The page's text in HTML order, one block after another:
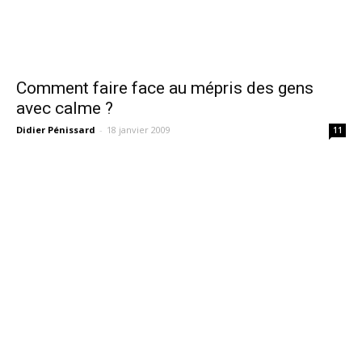
Comment faire face au mépris des gens
avec calme ?
Didier Pénissard - 18 janvier 2009 11